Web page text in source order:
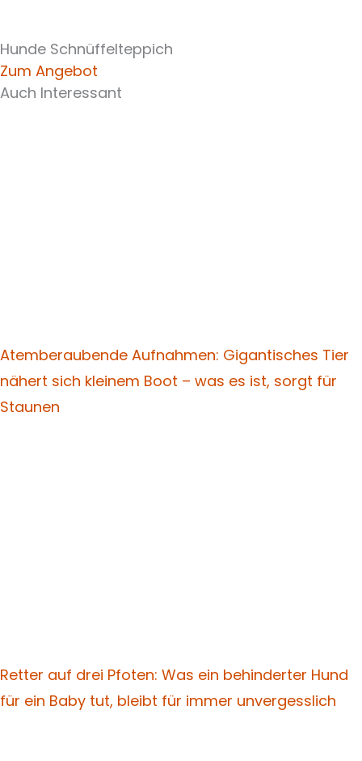
Hunde Schnüffelteppich
Zum Angebot
Auch Interessant
Atemberaubende Aufnahmen: Gigantisches Tier
nähert sich kleinem Boot – was es ist, sorgt für
Staunen
Retter auf drei Pfoten: Was ein behinderter Hund
für ein Baby tut, bleibt für immer unvergesslich